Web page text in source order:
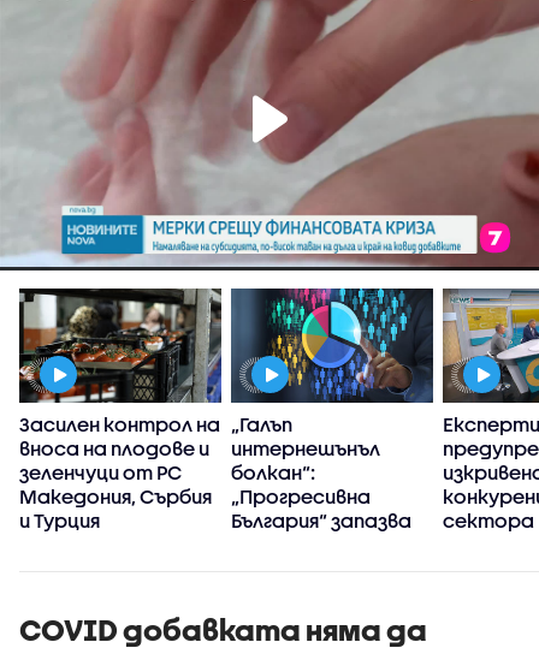
Засилен контрол на
вноса на плодове и
зеленчуци от РС
Македония, Сърбия
и Турция
„Галъп
интернешънъл
болкан“:
„Прогресивна
България“ запазва
доверие през
Експерти
сектора
COVID добавката няма да